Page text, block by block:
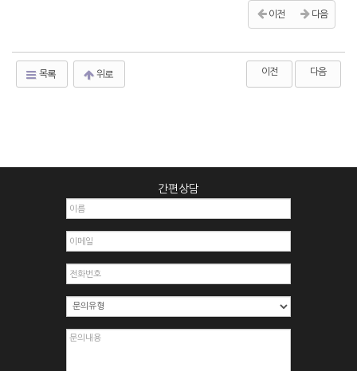
이전 다음
목록 위로 이전 다음
간편상담